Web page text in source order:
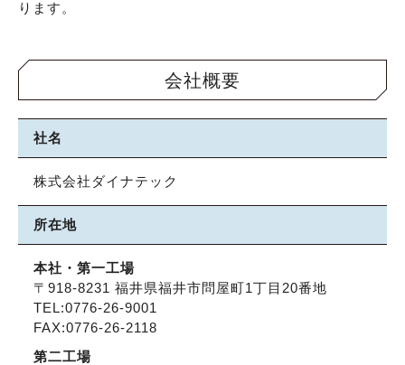
ります。
会社概要
社名
株式会社ダイナテック
所在地
本社・第一工場
〒918-8231 福井県福井市問屋町1丁目20番地
TEL:0776-26-9001
FAX:0776-26-2118
第二工場